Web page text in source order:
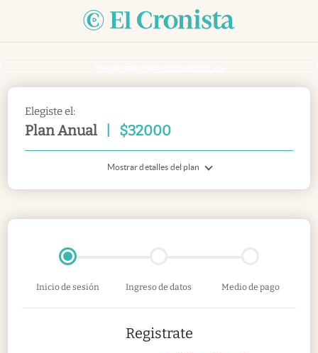
Elegiste el:
Plan Anual $32000
Mostrar detalles del plan
Inicio de sesión Ingreso de datos Medio de pago
Registrate